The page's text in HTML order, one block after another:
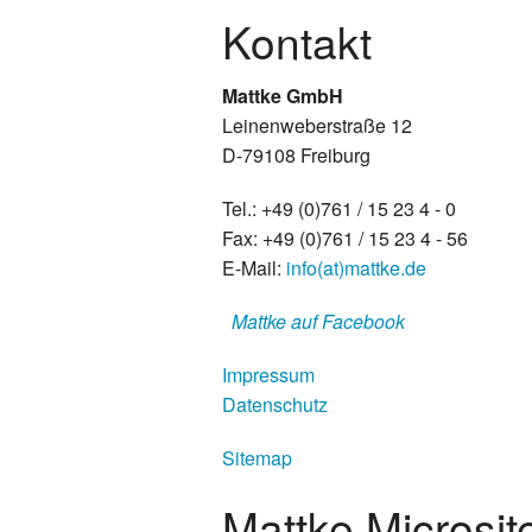
Kontakt
Mattke GmbH
Leinenweberstraße 12
D-79108 Freiburg
Tel.: +49 (0)761 / 15 23 4 - 0
Fax: +49 (0)761 / 15 23 4 - 56
E-Mail: info(at)mattke.de
Mattke auf Facebook
Impressum
Datenschutz
Sitemap